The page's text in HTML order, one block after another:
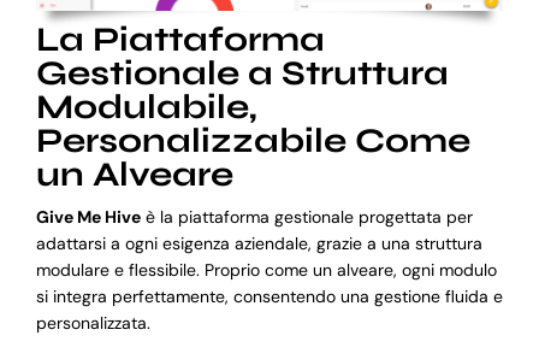
La Piattaforma
Gestionale a Struttura
Modulabile,
Personalizzabile Come
un Alveare
Give Me Hiveè la piattaforma gestionale progettata per
adattarsi a ogni esigenza aziendale, grazie a una struttura
modulare e flessibile. Proprio come un alveare, ogni modulo
si integra perfettamente, consentendo una gestione fluida e
personalizzata.